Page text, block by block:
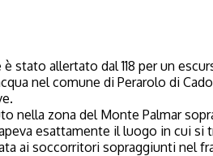
stato allertato dal 118 per un
nel comune di Perarolo di
zona del Monte Palmar
esattamente il luogo in cui
ai soccorritori sopraggiunti nel